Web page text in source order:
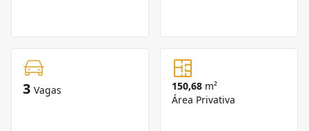
3 Vagas 150,68 m²
Área Privativa